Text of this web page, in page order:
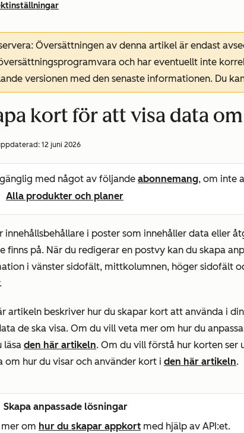
Översättningen av denna artikel är endast
och har eventuellt inte
versionen med den senaste informationen. Du
kort för att visa data
12 juni 2026
med något av följande abonnemang, om inte
Alla produkter och planer
innehållsbehållare i poster som innehåller data eller
finns på. När du redigerar en postvy kan du skapa
i vänster sidofält, mittkolumnen, höger sidofält
artikeln beskriver hur du skapar kort att använda i
de ska visa. Om du vill veta mer om hur du
läsa den här artikeln. Om du vill förstå hur korten ser
om hur du visar och använder kort i den här artikeln.
Skapa anpassade lösningar
mer om hur du skapar appkort med hjälp av API:et.